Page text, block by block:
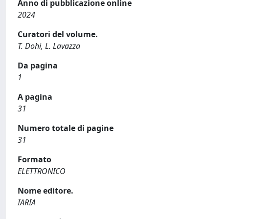
Anno di pubblicazione online
2024
Curatori del volume.
T. Dohi, L. Lavazza
Da pagina
1
A pagina
31
Numero totale di pagine
31
Formato
ELETTRONICO
Nome editore.
IARIA